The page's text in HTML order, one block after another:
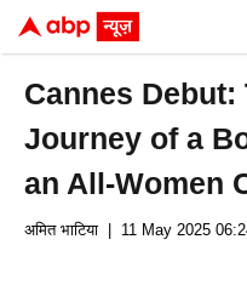
Cannes
Journey of a
an All-Women
अमित भाटिया | 11 May 2025